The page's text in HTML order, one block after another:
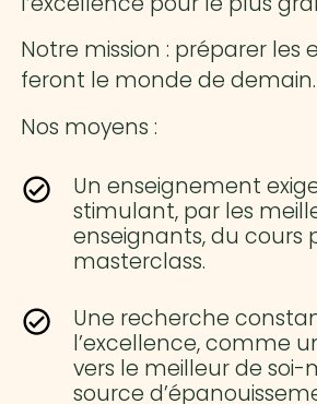
Notre mission : préparer les
feront le monde de demain.
Nos moyens :
Un enseignement
stimulant, par les
enseignants, du cours
masterclass.
Une recherche
l’excellence, comme
vers le meilleur de
source